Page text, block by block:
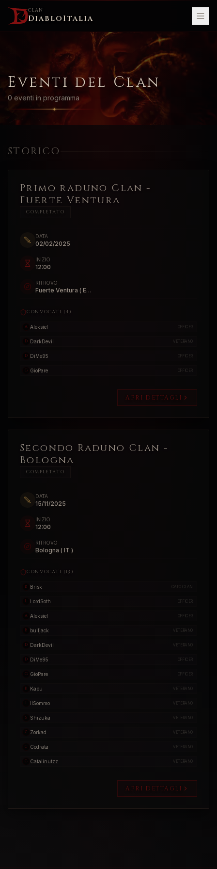
CLAN
DiabloItalia
Eventi del Clan
0 eventi in programma
STORICO
Primo raduno Clan -
Fuerte Ventura
COMPLETATO
DATA
02/02/2025
INIZIO
12:00
RITROVO
Fuerte Ventura ( ESP )
CONVOCATI (4 )
A Aleksiel OFFICER
D DarkDevil VETERANO
D DiMe95 OFFICER
G GioPare OFFICER
APRI DETTAGLI
Secondo Raduno Clan -
Bologna
COMPLETATO
DATA
15/11/2025
INIZIO
12:00
RITROVO
Bologna ( IT )
CONVOCATI ( 13 )
B Brisk CAPO CLAN
L LordSoth OFFICER
A Aleksiel OFFICER
B bulljack VETERANO
D DarkDevil VETERANO
D DiMe95 OFFICER
G GioPare OFFICER
K Kapu VETERANO
I IlSommo VETERANO
S Shizuka VETERANO
Z Zorkad VETERANO
C Cedrata VETERANO
C Catalinutzz VETERANO
APRI DETTAGLI